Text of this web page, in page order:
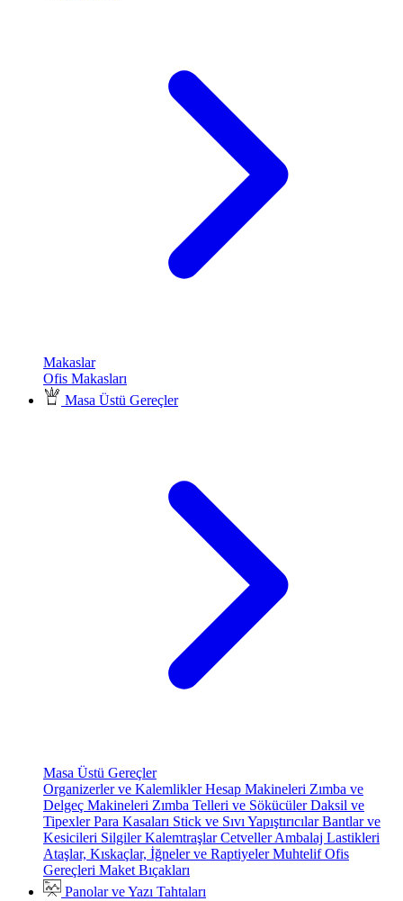
Makaslar
Ofis Makasları
Masa Üstü Gereçler
Masa Üstü Gereçler
Organizerler ve KalemliklerHesap Makineleri Zımba ve
Delgeç Makineleri Zımba Telleri ve SökücülerDaksil ve
TipexlerPara Kasaları Stick ve Sıvı YapıştırıcılarBantlar ve
Kesicileri SilgilerKalemtraşlarCetvellerAmbalaj Lastikleri
Ataşlar, Kıskaçlar, İğneler ve RaptiyelerMuhtelif Ofis
Gereçleri Maket Bıçakları
Panolar ve Yazı Tahtaları